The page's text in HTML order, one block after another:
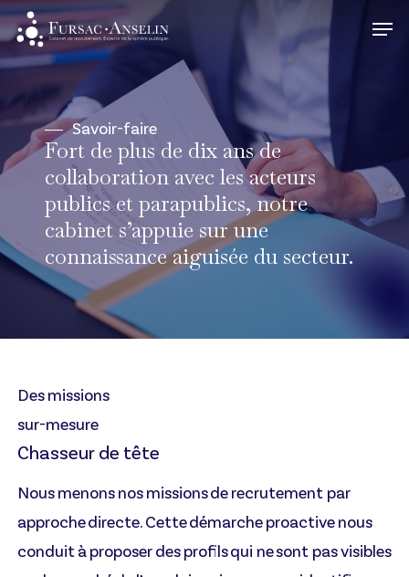
Skip
to
main
content
Savoir-faire
Fort de plus de dix ans de
collaboration avec les acteurs
publics et parapublics, notre
cabinet s’appuie sur une
connaissance aiguisée du secteur.
Des missions
sur-mesure
Chasseur de tête
Nous menons nos missions de recrutement par
approche directe. Cette démarche proactive nous
conduit à proposer des profils qui ne sont pas visibles